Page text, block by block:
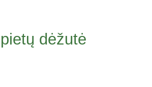
dėžutė